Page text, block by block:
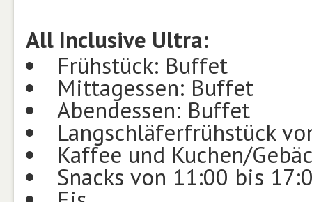
All Inclusive Ultra:
Frühstück: Buffet
Mittagessen: Buffet
Abendessen: Buffet
Langschläferfrühstück
Kaffee und Kuchen/
Snacks von 11:00 bis